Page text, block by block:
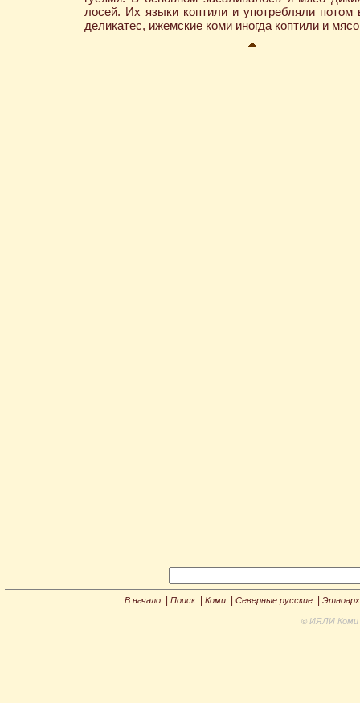
лосей. Их языки коптили и употребляли потом
деликатес, ижемские коми иногда коптили и
В начало Поиск| Коми Северные русские
© ИЯЛИ Коми